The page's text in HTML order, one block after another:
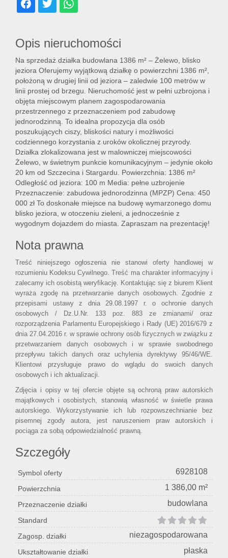
Opis nieruchomości
Na sprzedaż działka budowlana 1386 m² – Żelewo, blisko
jeziora Oferujemy wyjątkową działkę o powierzchni 1386 m²,
położoną w drugiej linii od jeziora – zaledwie 100 metrów w
linii prostej od brzegu. Nieruchomość jest w pełni uzbrojona i
objęta miejscowym planem zagospodarowania
przestrzennego z przeznaczeniem pod zabudowę
jednorodzinną. To idealna propozycja dla osób
poszukujących ciszy, bliskości natury i możliwości
codziennego korzystania z uroków okolicznej przyrody.
Działka zlokalizowana jest w malowniczej miejscowości
Żelewo, w świetnym punkcie komunikacyjnym – jedynie około
20 km od Szczecina i Stargardu. Powierzchnia: 1386 m²
Odległość od jeziora: 100 m Media: pełne uzbrojenie
Przeznaczenie: zabudowa jednorodzinna (MPZP) Cena: 450
000 zł To doskonałe miejsce na budowę wymarzonego domu
blisko jeziora, w otoczeniu zieleni, a jednocześnie z
wygodnym dojazdem do miasta. Zapraszam na prezentację!
Nota prawna
Treść niniejszego ogłoszenia nie stanowi oferty handlowej w
rozumieniu Kodeksu Cywilnego. Treść ma charakter informacyjny i
zalecamy ich osobistą weryfikację. Kontaktując się z biurem Klient
wyraża zgodę na przetwarzanie danych osobowych. Zgodnie z
przepisami ustawy z dnia 29.08.1997 r. o ochronie danych
osobowych / Dz.U.Nr. 133 poz. 883 ze zmianami/ oraz
rozporządzenia Parlamentu Europejskiego i Rady (UE) 2016/679 z
dnia 27.04.2016 r. w sprawie ochrony osób fizycznych w związku z
przetwarzaniem danych osobowych i w sprawie swobodnego
przepływu takich danych oraz uchylenia dyrektywy 95/46/WE.
Klientowi przysługuje prawo do wglądu do swoich danych
osobowych i ich aktualizacji.
Zdjęcia i opisy w tej ofercie objęte są ochroną praw autorskich
majątkowych i osobistych, stanowią własność w świetle prawa
autorskiego. Wykorzystywanie ich lub rozpowszechnianie bez
pisemnej zgody autora, jest naruszeniem praw autorskich i
pociąga za sobą odpowiedzialność prawną.
Szczegóły
Symbol oferty 6928108
Powierzchnia 1 386,00 m²
Przeznaczenie działki budowlana
Standard
Zagosp. działki
niezagospodarowana
Ukształtowanie działki płaska